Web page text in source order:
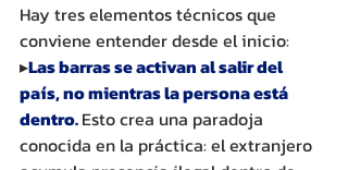
Hay tres elementos técnicos que
conviene entender desde el inicio:
▸Las barras se activan al salir del
país, no mientras la persona está
dentro. Esto crea una paradoja
conocida en la práctica: el extranjero